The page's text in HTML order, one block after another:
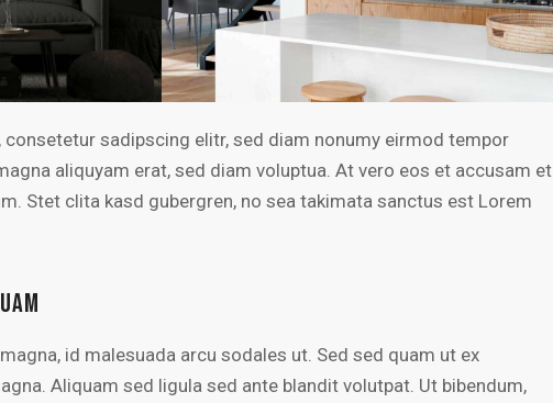
sadipscing elitr, sed diam nonumy eirmod tempor
aliquyam erat, sed diam voluptua. At vero eos et accusam et
Stet clita kasd gubergren, no sea takimata sanctus est Lorem
id malesuada arcu sodales ut. Sed sed quam ut ex
Aliquam sed ligula sed ante blandit volutpat. Ut bibendum,